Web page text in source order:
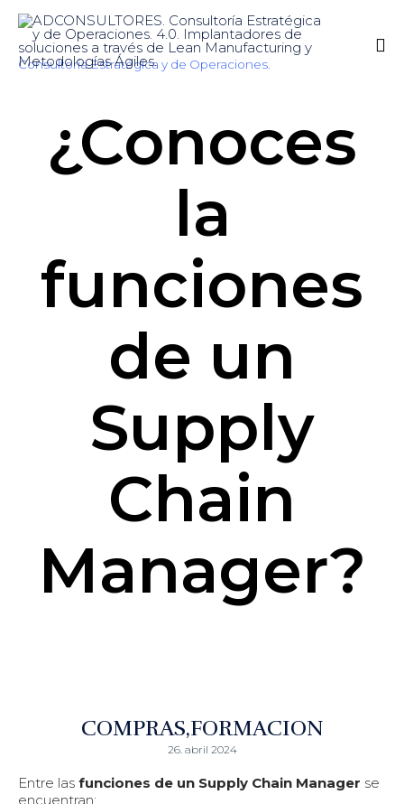
Consultoría Estratégica y de Operaciones.
¿Conoces
la
funciones
de un
Supply
Chain
Manager?
COMPRAS FORMACION
26. abril 2024
Entre las funciones de un Supply Chain Manager se
encuentran: